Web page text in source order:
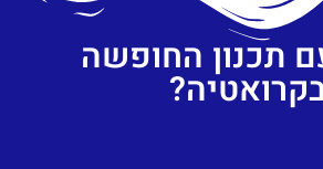
תכנון החופשה